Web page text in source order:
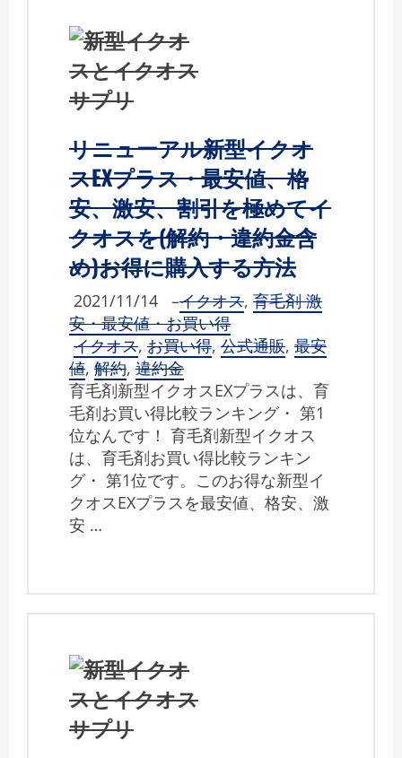
リニューアル新型イクオ
スEXプラス・最安値、格
安、激安、割引を極めてイ
クオスを(解約・違約金含
め)お得に購入する方法
2021/11/14 –イクオス, 育毛剤 激
安・最安値・お買い得
イクオス, お買い得, 公式通販, 最安
値, 解約, 違約金
育毛剤新型イクオスEXプラスは、育
毛剤お買い得比較ランキング・ 第1
位なんです！ 育毛剤新型イクオス
は、育毛剤お買い得比較ランキン
グ・ 第1位です。このお得な新型イ
クオスEXプラスを最安値、格安、激
安 …